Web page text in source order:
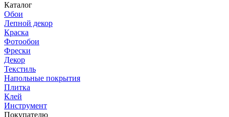
Каталог
Обои
Лепной декор
Краска
Фотообои
Фрески
Декор
Текстиль
Напольные покрытия
Плитка
Клей
Инструмент
Покупателю